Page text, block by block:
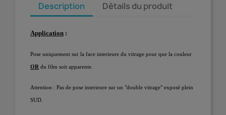
Description Détails du produit
Application :
Pose uniquement sur la face interieure du vitrage pour que la couleur
OR du film soit apparente.
Attention : Pas de pose interieure sur un "double vitrage" exposé plein
SUD.